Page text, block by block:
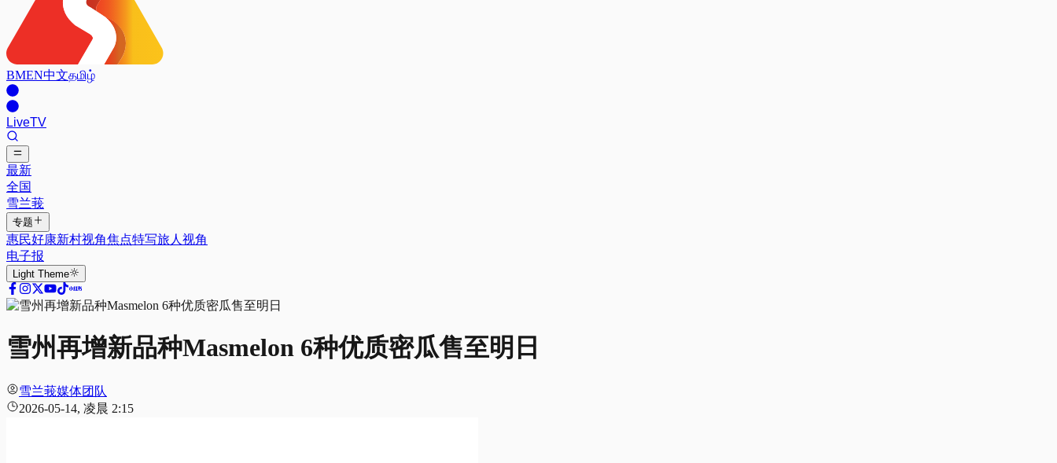
BMEN中文தமிழ்
LiveTV
最新
全国
雪兰莪
专题
惠民好康新村视角焦点特写旅人视角
电子报
Light Theme
雪州再增新品种Masmelon 6种优质密瓜售至明日
雪兰莪媒体团队
2026-05-14, 凌晨 2:15